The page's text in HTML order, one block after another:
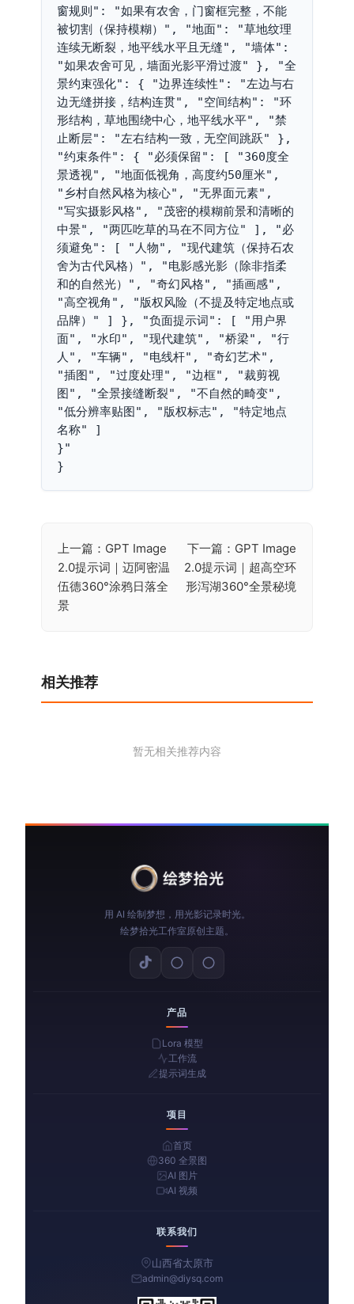
窗规则": "如果有农舍，门窗框完整，不能
被切割（保持模糊）", "地面": "草地纹理
连续无断裂，地平线水平且无缝", "墙体":
"如果农舍可见，墙面光影平滑过渡" }, "全
景约束强化": { "边界连续性": "左边与右
边无缝拼接，结构连贯", "空间结构": "环
形结构，草地围绕中心，地平线水平", "禁
止断层": "左右结构一致，无空间跳跃" },
"约束条件": { "必须保留": [ "360度全
景透视", "地面低视角，高度约50厘米",
"乡村自然风格为核心", "无界面元素",
"写实摄影风格", "茂密的模糊前景和清晰的
中景", "两匹吃草的马在不同方位" ], "必
须避免": [ "人物", "现代建筑（保持石农
舍为古代风格）", "电影感光影（除非指柔
和的自然光）", "奇幻风格", "插画感",
"高空视角", "版权风险（不提及特定地点或
品牌）" ] }, "负面提示词": [ "用户界
面", "水印", "现代建筑", "桥梁", "行
人", "车辆", "电线杆", "奇幻艺术",
"插图", "过度处理", "边框", "裁剪视
图", "全景接缝断裂", "不自然的畸变",
"低分辨率贴图", "版权标志", "特定地点
名称" ]
}"
}
文
章
导
上一篇：GPT Image
2.0提示词｜迈阿密温
伍德360°涂鸦日落全
景
下一篇：GPT Image
2.0提示词｜超高空环
形泻湖360°全景秘境
相关推荐
暂无相关推荐内容
用 AI 绘制梦想，用光影记录时光。
绘梦拾光工作室原创主题。
产品
Lora 模型
工作流
提示词生成
项目
首页
360 全景图
AI 图片
AI 视频
联系我们
山西省太原市
admin@diysq.com